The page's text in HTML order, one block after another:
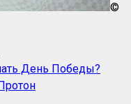
©
День Победы?